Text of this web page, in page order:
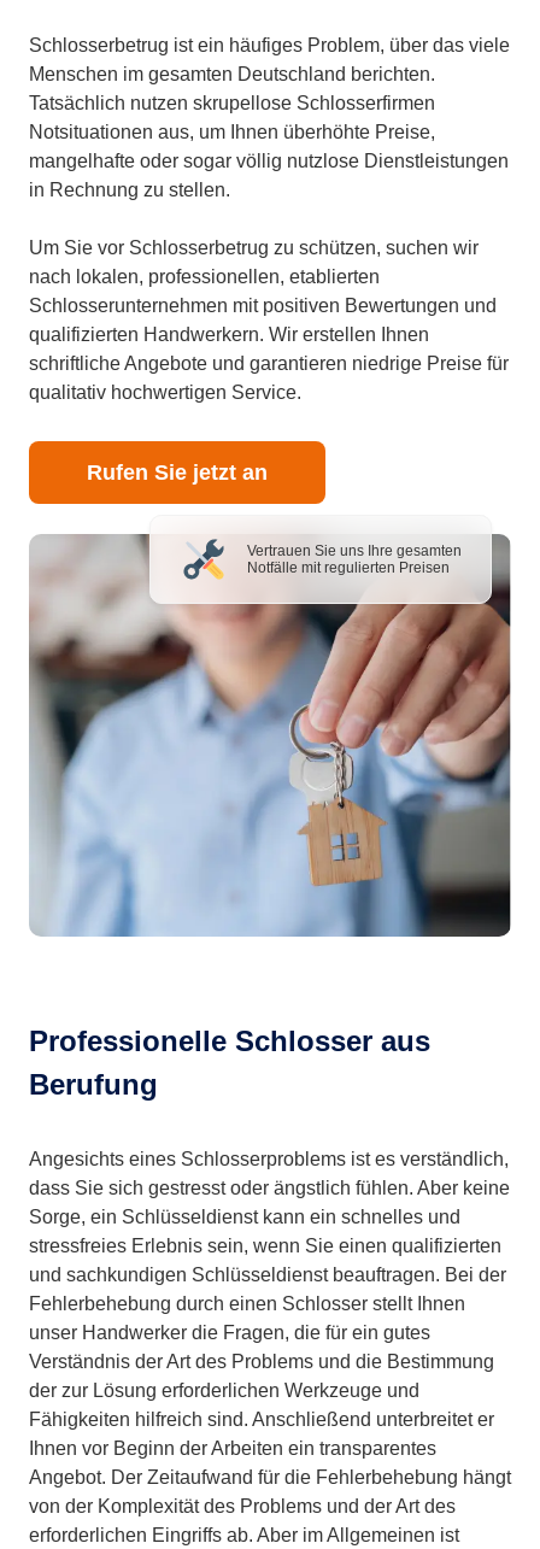
Schlosserbetrug ist ein häufiges Problem, über das viele
Menschen im gesamten Deutschland berichten.
Tatsächlich nutzen skrupellose Schlosserfirmen
Notsituationen aus, um Ihnen überhöhte Preise,
mangelhafte oder sogar völlig nutzlose Dienstleistungen
in Rechnung zu stellen.
Um Sie vor Schlosserbetrug zu schützen, suchen wir
nach lokalen, professionellen, etablierten
Schlosserunternehmen mit positiven Bewertungen und
qualifizierten Handwerkern. Wir erstellen Ihnen
schriftliche Angebote und garantieren niedrige Preise für
qualitativ hochwertigen Service.
Rufen Sie jetzt an
Vertrauen Sie uns Ihre gesamten
Notfälle mit regulierten Preisen
Professionelle Schlosser aus
Berufung
Angesichts eines Schlosserproblems ist es verständlich,
dass Sie sich gestresst oder ängstlich fühlen. Aber keine
Sorge, ein Schlüsseldienst kann ein schnelles und
stressfreies Erlebnis sein, wenn Sie einen qualifizierten
und sachkundigen Schlüsseldienst beauftragen. Bei der
Fehlerbehebung durch einen Schlosser stellt Ihnen
unser Handwerker die Fragen, die für ein gutes
Verständnis der Art des Problems und die Bestimmung
der zur Lösung erforderlichen Werkzeuge und
Fähigkeiten hilfreich sind. Anschließend unterbreitet er
Ihnen vor Beginn der Arbeiten ein transparentes
Angebot. Der Zeitaufwand für die Fehlerbehebung hängt
von der Komplexität des Problems und der Art des
erforderlichen Eingriffs ab. Aber im Allgemeinen ist